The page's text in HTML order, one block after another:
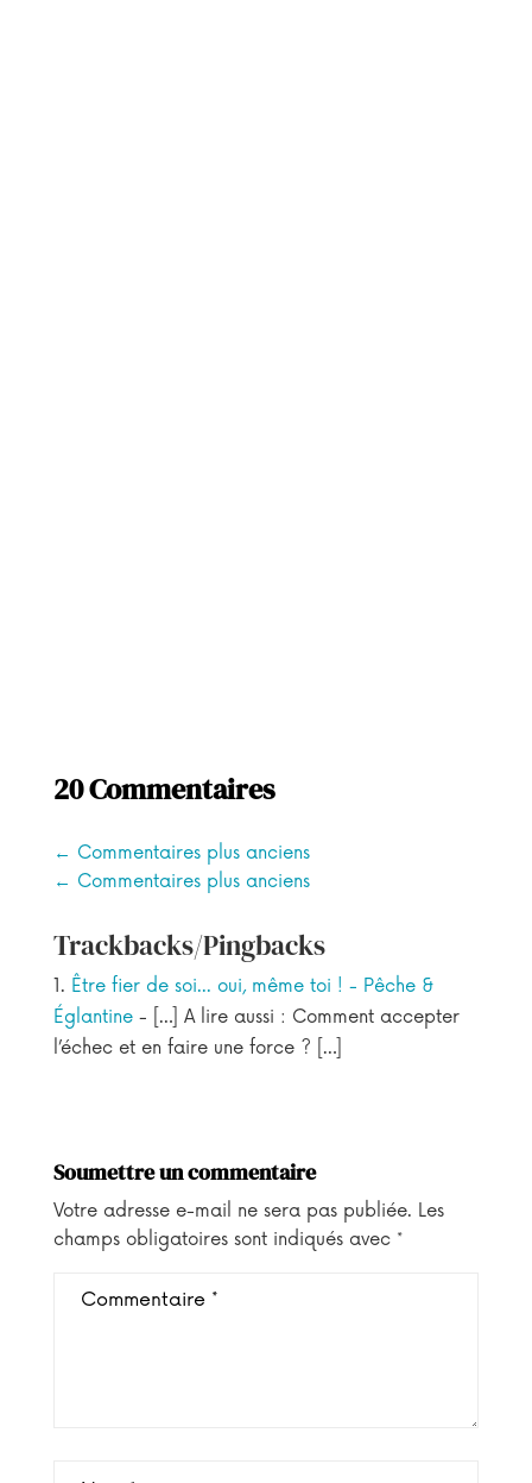
20 Commentaires
← Commentaires plus anciens
← Commentaires plus anciens
Trackbacks/Pingbacks
Être fier de soi... oui, même toi ! - Pêche &
Églantine- […] A lire aussi : Comment accepter
l’échec et en faire une force ? […]
Soumettre un commentaire
Votre adresse e-mail ne sera pas publiée. Les
champs obligatoires sont indiqués avec *